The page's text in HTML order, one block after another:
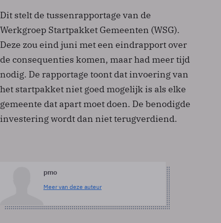
Dit stelt de tussenrapportage van de
Werkgroep Startpakket Gemeenten (WSG).
Deze zou eind juni met een eindrapport over
de consequenties komen, maar had meer tijd
nodig. De rapportage toont dat invoering van
het startpakket niet goed mogelijk is als elke
gemeente dat apart moet doen. De benodigde
investering wordt dan niet terugverdiend.
pmo
Meer van deze auteur